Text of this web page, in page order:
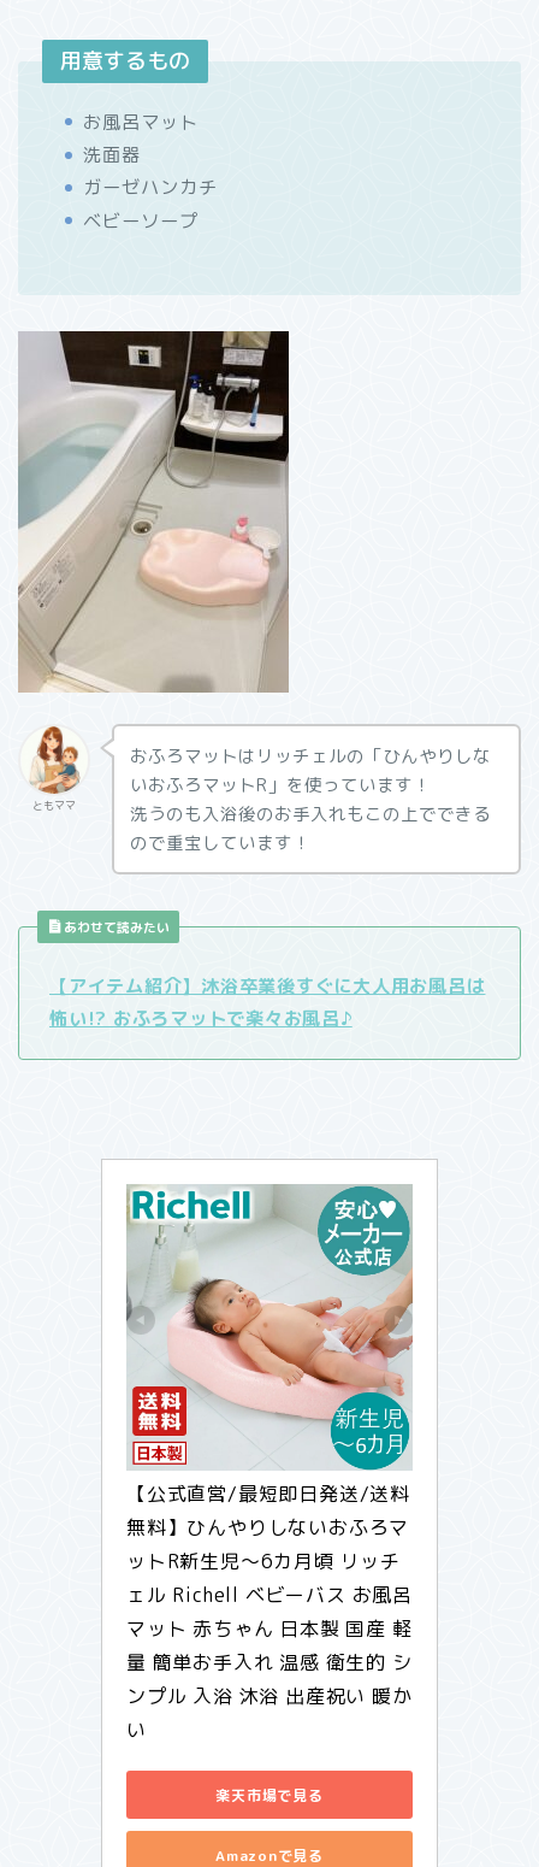
用意するもの
お風呂マット
洗面器
ガーゼハンカチ
ベビーソープ
ともママ
おふろマットはリッチェルの「ひんやりしな
いおふろマットR」を使っています！
洗うのも入浴後のお手入れもこの上でできる
ので重宝しています！
あわせて読みたい
【アイテム紹介】沐浴卒業後すぐに大人用お風呂は
怖い!? おふろマットで楽々お風呂♪
【公式直営/最短即日発送/送料
無料】ひんやりしないおふろマ
ットR新生児〜6カ月頃 リッチ
ェル Richell ベビーバス お風呂
マット 赤ちゃん 日本製 国産 軽
量 簡単お手入れ 温感 衛生的 シ
ンプル 入浴 沐浴 出産祝い 暖か
い
楽天市場で見る
Amazonで見る